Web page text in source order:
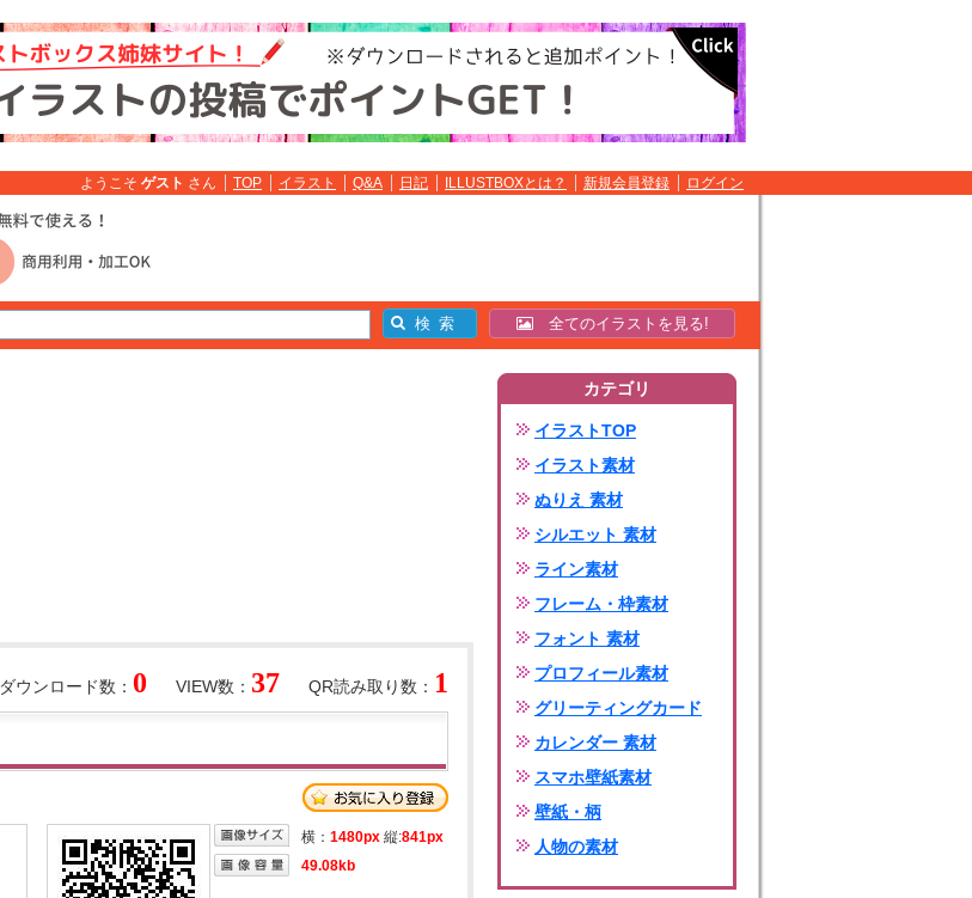
ようこそ ゲスト さん TOP イラスト Q&A 日記 ILLUSTBOXとは？ 新規会員登録 ログイン
全てのイラストを見る!
QR読み取り数： 1
VIEW数： 37
ダウンロード数： 0
横： 1480px 縦:841px
49.08kb
カテゴリ
イラストTOP
イラスト素材
ぬりえ 素材
シルエット 素材
ライン素材
フレーム・枠素材
フォント 素材
プロフィール素材
グリーティングカード
カレンダー 素材
スマホ壁紙素材
壁紙・柄
人物の素材